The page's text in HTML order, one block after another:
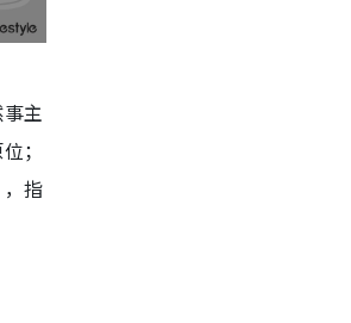
主
；
指